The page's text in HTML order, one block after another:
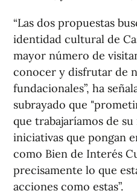
“Las dos propuestas
identidad cultural de
mayor número de
conocer y disfrutar de
fundacionales”, ha
subrayado que
que trabajaríamos de
iniciativas que pongan
como Bien de Interés
precisamente lo que
acciones como estas”.